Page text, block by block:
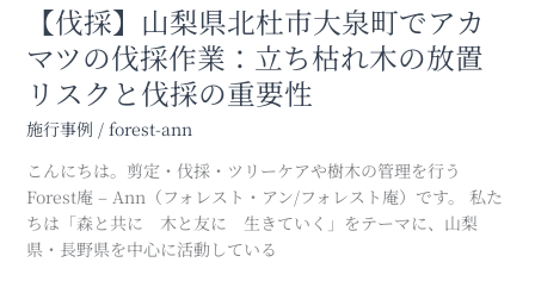
【伐採】山梨県北杜市大泉町でアカ
マツの伐採作業：立ち枯れ木の放置
リスクと伐採の重要性
施行事例 / forest-ann
こんにちは。剪定・伐採・ツリーケアや樹木の管理を行う
Forest庵 – Ann（フォレスト・アン/フォレスト庵）です。 私た
ちは「森と共に 木と友に 生きていく」をテーマに、山梨
県・長野県を中心に活動している
の
伐
採
作
業：
立
ち
枯